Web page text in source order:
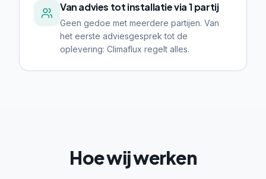
Van advies tot installatie via 1 partij
Geen gedoe met meerdere partijen. Van
het eerste adviesgesprek tot de
oplevering: Climaflux regelt alles.
Hoe wij werken